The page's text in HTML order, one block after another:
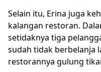
Selain itu, Erina juga
kalangan restoran.
setidaknya tiga
sudah tidak berbelanja
restorannya gulung